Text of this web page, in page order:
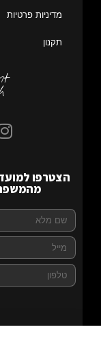
מדיניות פרטיות
תקנון
הצטרפו